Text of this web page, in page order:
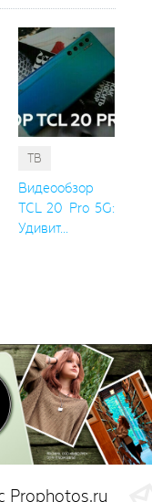
ТВ
Видеообзор
TCL 20 Pro 5G:
Удивит...
Prophotos.ru